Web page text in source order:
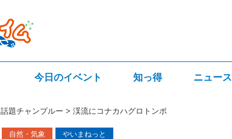
今日のイベント 知っ得 ニュース
話題チャンプルー > 渓流にコナカハグロトンボ
自然・気象 やいまねっと